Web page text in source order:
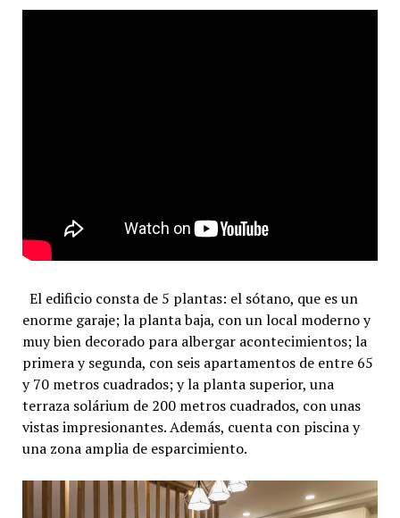
El edificio consta de 5 plantas: el sótano, que es un
enorme garaje; la planta baja, con un local moderno y
muy bien decorado para albergar acontecimientos; la
primera y segunda, con seis apartamentos de entre 65
y 70 metros cuadrados; y la planta superior, una
terraza solárium de 200 metros cuadrados, con unas
vistas impresionantes. Además, cuenta con piscina y
una zona amplia de esparcimiento.